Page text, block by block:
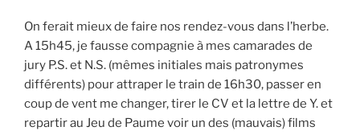
On ferait mieux de faire nos rendez-vous dans l’herbe.
A 15h45, je fausse compagnie à mes camarades de
jury P.S. et N.S. (mêmes initiales mais patronymes
différents) pour attraper le train de 16h30, passer en
coup de vent me changer, tirer le CV et la lettre de Y. et
repartir au Jeu de Paume voir un des (mauvais) films